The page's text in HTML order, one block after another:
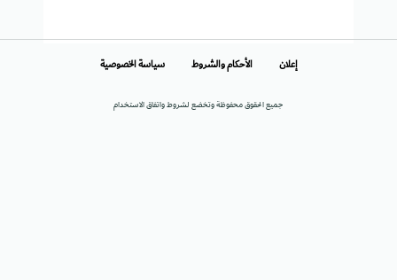
جميع الحقوق محفوظة وتخضع لشروط واتفاق الاستخدام
إعلان الأحكام والشروط سياسة الخصوصية